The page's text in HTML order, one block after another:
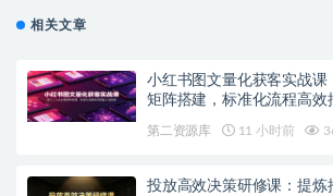
相关文章
小红书图文量化获客实战课
矩阵搭建，标准化流程高效
第二资源库 11 小时前
投放高效决策研修课：提炼